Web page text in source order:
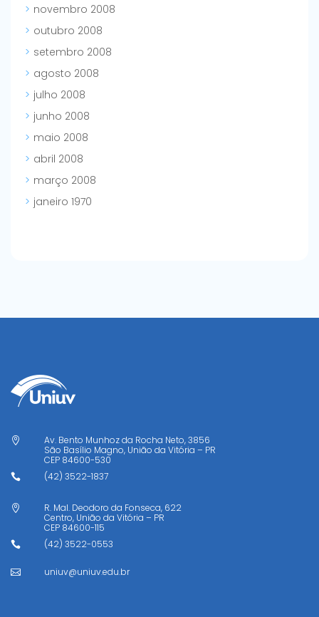
novembro 2008
outubro 2008
setembro 2008
agosto 2008
julho 2008
junho 2008
maio 2008
abril 2008
março 2008
janeiro 1970

Av. Bento Munhoz da Rocha Neto, 3856
São Basílio Magno, União da Vitória – PR
CEP 84600-530
 (42) 3522-1837

R. Mal. Deodoro da Fonseca, 622
Centro, União da Vitória – PR
CEP 84600-115
 (42) 3522-0553
 uniuv@uniuv.edu.br